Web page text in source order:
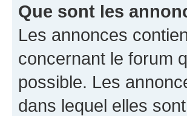
Que sont les
Les annonces
concernant le forum
possible. Les
dans lequel elles